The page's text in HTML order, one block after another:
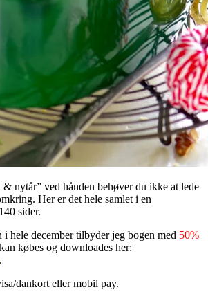
nytår” ved hånden behøver du ikke at lede
Her er det hele samlet i en
sider.
i hele december tilbyder jeg bogen med 50%
købes og downloades her:
.
dankort eller mobil pay.